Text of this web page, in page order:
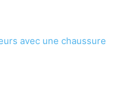
avec une chaussure